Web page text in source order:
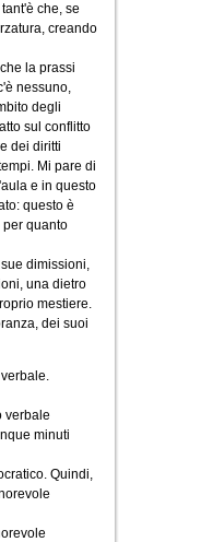
che, se
creando
la prassi
nessuno,
degli
sul conflitto
dei diritti
Mi pare di
e in questo
questo è
quanto
dimissioni,
una dietro
mestiere.
dei suoi
verbale
minuti
Quindi,